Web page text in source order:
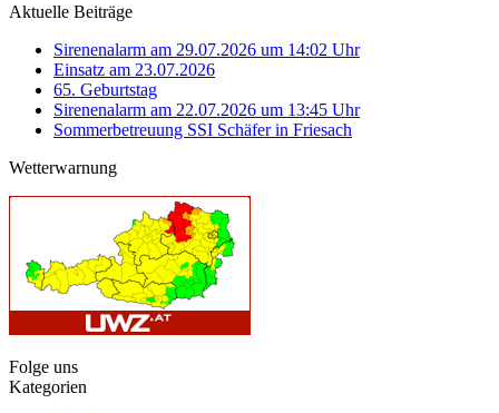
Aktuelle Beiträge
Sirenenalarm am 29.07.2026 um 14:02 Uhr
Einsatz am 23.07.2026
65. Geburtstag
Sirenenalarm am 22.07.2026 um 13:45 Uhr
Sommerbetreuung SSI Schäfer in Friesach
Wetterwarnung
Folge uns
Kategorien